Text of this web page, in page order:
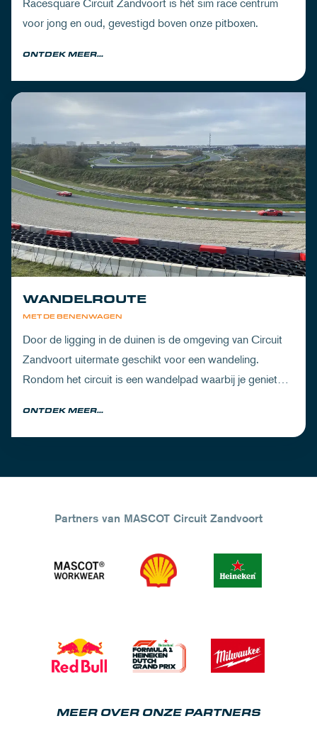
voor jong en oud, gevestigd boven onze pitboxen.
ONTDEK MEER...
MET DE BENENWAGEN
WANDELROUTE
Door de ligging in de duinen is de omgeving van Circuit
Zandvoort uitermate geschikt voor een wandeling.
Rondom het circuit is een wandelpad waarbij je geniet
ONTDEK MEER...
Partners van MASCOT Circuit Zandvoort
MEER OVER ONZE PARTNERS